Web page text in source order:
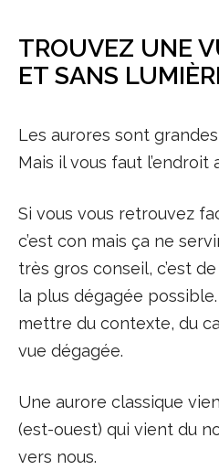
TROUVEZ UNE
ET SANS
Les aurores sont
Mais il vous faut l’endroit
Si vous vous retrouvez
c’est con mais ça ne
très gros conseil, c’est
la plus dégagée
mettre du contexte, du
vue dégagée.
Une aurore classique
(est-ouest) qui vient du
vers nous.